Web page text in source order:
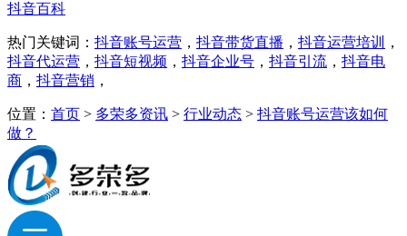
抖音百科
热门关键词： 抖音账号运营 ， 抖音带货直播 ， 抖音运营培训
，
抖音代运营 ， 抖音短视频 ， 抖音企业号 ， 抖音引流 ， 抖音电
商 ， 抖音营销 ，
位置： 首页 > 多荣多资讯 > 行业动态 > 抖音账号运营该如何
做？